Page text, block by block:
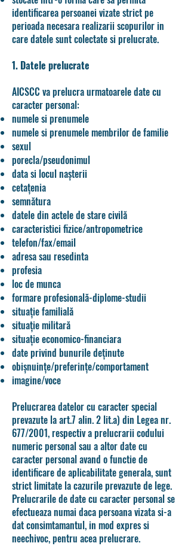
identificarea persoanei vizate strict pe
perioada necesara realizarii scopurilor in
care datele sunt colectate si prelucrate.
1. Datele prelucrate
AICSCC va prelucra urmatoarele date cu
caracter personal:
numele si prenumele
numele si prenumele membrilor de familie
sexul
porecla/pseudonimul
data si locul nașterii
cetațenia
semnătura
datele din actele de stare civilă
caracteristici fizice/antropometrice
telefon/fax/email
adresa sau resedinta
profesia
loc de munca
formare profesională-diplome-studii
situație familială
situație militară
situație economico-financiara
date privind bunurile deținute
obișnuințe/preferințe/comportament
imagine/voce
Prelucrarea datelor cu caracter special
prevazute la art.7 alin. 2 lit.a) din Legea nr.
677/2001, respectiv a prelucrarii codului
numeric personal sau a altor date cu
caracter personal avand o functie de
identificare de aplicabilitate generala, sunt
strict limitate la cazurile prevazute de lege.
Prelucrarile de date cu caracter personal se
efectueaza numai daca persoana vizata si-a
dat consimtamantul, in mod expres si
neechivoc, pentru acea prelucrare.